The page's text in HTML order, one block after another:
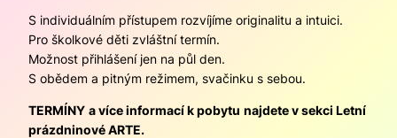
S individuálním přístupem rozvíjíme originalitu a intuici.
Pro školkové děti zvláštní termín.
Možnost přihlášení jen na půl den.
S obědem a pitným režimem, svačinku s sebou.
TERMÍNY a více informací k pobytu najdete v sekci Letní
prázdninové ARTE.